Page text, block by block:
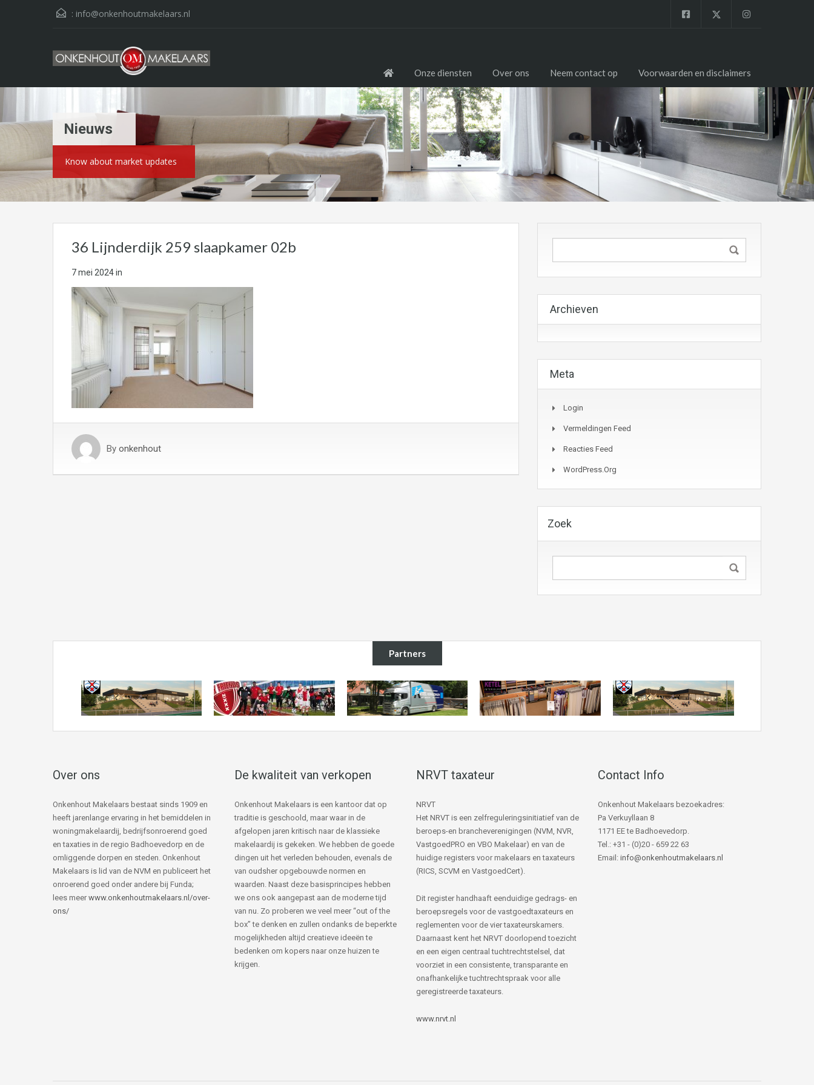
: info@onkenhoutmakelaars.nl
Onze diensten Over ons Neem contact op Voorwaarden en disclaimers
Nieuws
Know about market updates
36 Lijnderdijk 259 slaapkamer 02b
7 mei 2024in
By onkenhout
Archieven
Meta
Login
Vermeldingen Feed
Reacties Feed
WordPress.org
Zoek
Partners
Over ons
Onkenhout Makelaars bestaat sinds 1909 en
heeft jarenlange ervaring in het bemiddelen in
woningmakelaardij, bedrijfsonroerend goed
en taxaties in de regio Badhoevedorp en de
omliggende dorpen en steden. Onkenhout
Makelaars is lid van de NVM en publiceert het
onroerend goed onder andere bij Funda;
lees meer www.onkenhoutmakelaars.nl/over-
ons/
De kwaliteit van verkopen
Onkenhout Makelaars is een kantoor dat op
traditie is geschoold, maar waar in de
afgelopen jaren kritisch naar de klassieke
makelaardij is gekeken. We hebben de goede
dingen uit het verleden behouden, evenals de
van oudsher opgebouwde normen en
waarden. Naast deze basisprincipes hebben
we ons ook aangepast aan de moderne tijd
van nu. Zo proberen we veel meer “out of the
box” te denken en zullen ondanks de beperkte
mogelijkheden altijd creatieve ideeën te
bedenken om kopers naar onze huizen te
krijgen.
NRVT taxateur
NRVT
Het NRVT is een zelfreguleringsinitiatief van de
beroeps-en brancheverenigingen (NVM, NVR,
VastgoedPRO en VBO Makelaar) en van de
huidige registers voor makelaars en taxateurs
(RICS, SCVM en VastgoedCert).
Dit register handhaaft eenduidige gedrags- en
beroepsregels voor de vastgoedtaxateurs en
reglementen voor de vier taxateurskamers.
Daarnaast kent het NRVT doorlopend toezicht
en een eigen centraal tuchtrechtstelsel, dat
voorziet in een consistente, transparante en
onafhankelijke tuchtrechtspraak voor alle
geregistreerde taxateurs.
www.nrvt.nl
Contact Info
Onkenhout Makelaars bezoekadres:
Pa Verkuyllaan 8
1171 EE te Badhoevedorp.
Tel.: +31 - (0)20 - 659 22 63
Email: info@onkenhoutmakelaars.nl